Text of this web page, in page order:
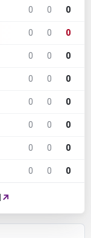
0 0 0
0 0 0
0 0 0
0 0 0
0 0 0
0 0 0
0 0 0
0 0 0
↗